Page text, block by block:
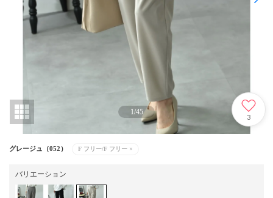
1/45
3
グレージュ（052） F フリー/F フリー ×
バリエーション